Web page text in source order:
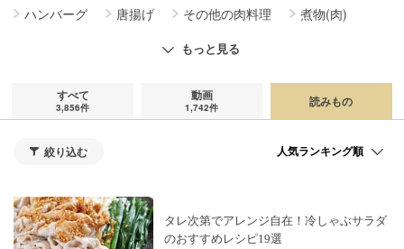
ハンバーグ
唐揚げ その他の肉料理
煮物(肉)
肉詰め
もっと見る
すべて
3,856件
動画
1,742件 読みもの
絞り込む
タレ次第でアレンジ自在！冷しゃぶサラダ
のおすすめレシピ19選